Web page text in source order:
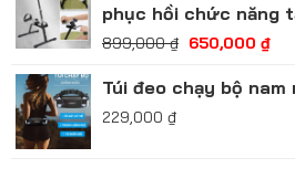
phục hồi chức năng
899,000₫ 650,000 ₫
Túi đeo chạy bộ nam
229,000 ₫